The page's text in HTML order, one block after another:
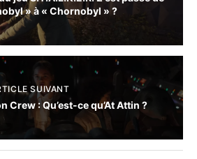
» à « Chornobyl » ?
SUIVANT
Crew : Qu’est-ce qu’At Attin ?